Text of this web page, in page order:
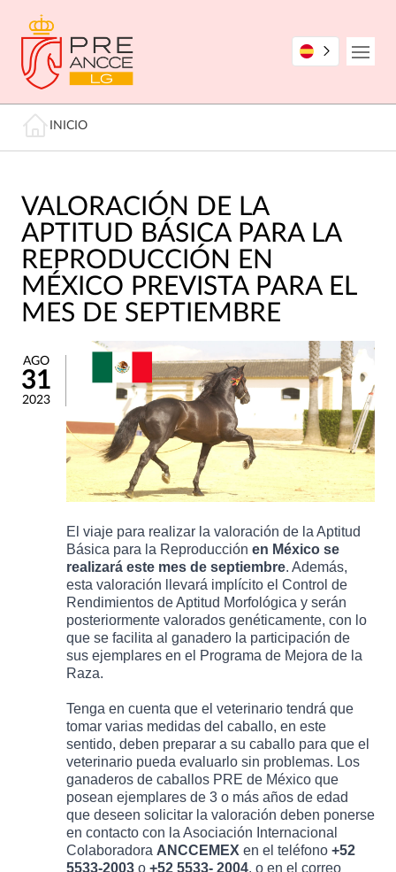
contenido
principal
Miga de pan
INICIO
VALORACIÓN DE LA
APTITUD BÁSICA PARA LA
REPRODUCCIÓN EN
MÉXICO PREVISTA PARA EL
MES DE SEPTIEMBRE
AGO
31
2023
El viaje para realizar la valoración de la Aptitud
Básica para la Reproducción en México se
realizará este mes de septiembre. Además,
esta valoración llevará implícito el Control de
Rendimientos de Aptitud Morfológica y serán
posteriormente valorados genéticamente, con lo
que se facilita al ganadero la participación de
sus ejemplares en el Programa de Mejora de la
Raza.
Tenga en cuenta que el veterinario tendrá que
tomar varias medidas del caballo, en este
sentido, deben preparar a su caballo para que el
veterinario pueda evaluarlo sin problemas. Los
ganaderos de caballos PRE de México que
posean ejemplares de 3 o más años de edad
que deseen solicitar la valoración deben ponerse
en contacto con la Asociación Internacional
Colaboradora ANCCEMEX en el teléfono +52
5533-2003 o +52 5533- 2004, o en el correo